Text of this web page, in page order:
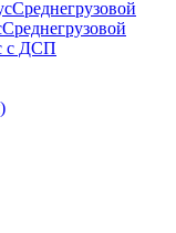
Среднегрузовой
Среднегрузовой
с ДСП